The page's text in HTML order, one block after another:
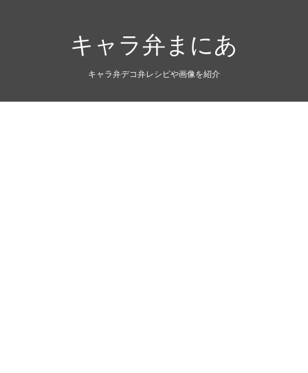
キャラ弁まにあ
キャラ弁デコ弁レシピや画像を紹介